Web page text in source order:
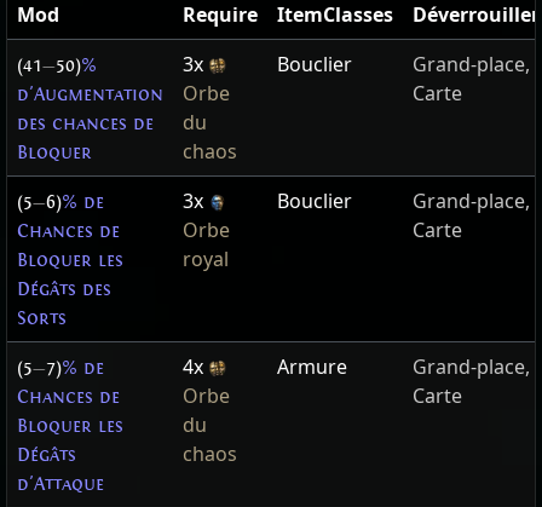
Mod Require ItemClasses Déverrouiller
(41—50)%
d'Augmentation
des chances de
Bloquer
3x
Orbe
du
chaos
Bouclier
Grand-place,
Carte
(5—6)% de
Chances de
Bloquer les
Dégâts des
Sorts
3x
Orbe
royal
Bouclier
Grand-place,
Carte
(5—7)% de
Chances de
Bloquer les
Dégâts
d'Attaque
4x
Orbe
du
chaos
Armure
Grand-place,
Carte